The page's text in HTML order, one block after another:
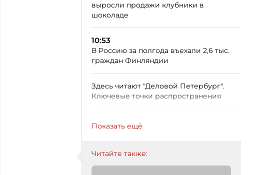
выросли продажи клубники в
шоколаде
10:53
В Россию за полгода въехали 2,6 тыс.
граждан Финляндии
Здесь читают "Деловой Петербург".
Ключевые точки распространения
Показать ещё
Читайте также: